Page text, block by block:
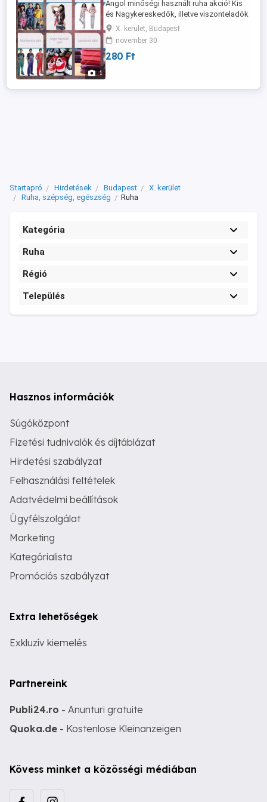
1
Angol minőségi használt ruha akció! Kis
és Nagykereskedők, illetve viszonteladók
figyelem!!! Originált és válogatott
termékek a legjobb minőségben, a
legjobb áron! Válogatott, vállfás ruházat
garantált minőségben! Extra bálás ruhák
X. kerület, Budapest
november 30
280 Ft
Startapró Hirdetések Budapest
X. kerület
Ruha, szépség, egészség
Ruha
Kategória
Ruha
Régió
Település
Hasznos információk
Súgóközpont
Fizetési tudnivalók és díjtáblázat
Hirdetési szabályzat
Felhasználási feltételek
Adatvédelmi beállítások
Ügyfélszolgálat
Marketing
Kategórialista
Promóciós szabályzat
Extra lehetőségek
Exkluzív kiemelés
Partnereink
Publi24.ro - Anunturi gratuite
Quoka.de - Kostenlose Kleinanzeigen
Kövess minket a közösségi médiában